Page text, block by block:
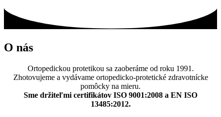
O nás
Ortopedickou protetikou sa zaoberáme od roku 1991.
Zhotovujeme a vydávame ortopedicko-protetické zdravotnícke
pomôcky na mieru.
Sme držiteľmi certifikátov ISO 9001:2008 a EN ISO
13485:2012.